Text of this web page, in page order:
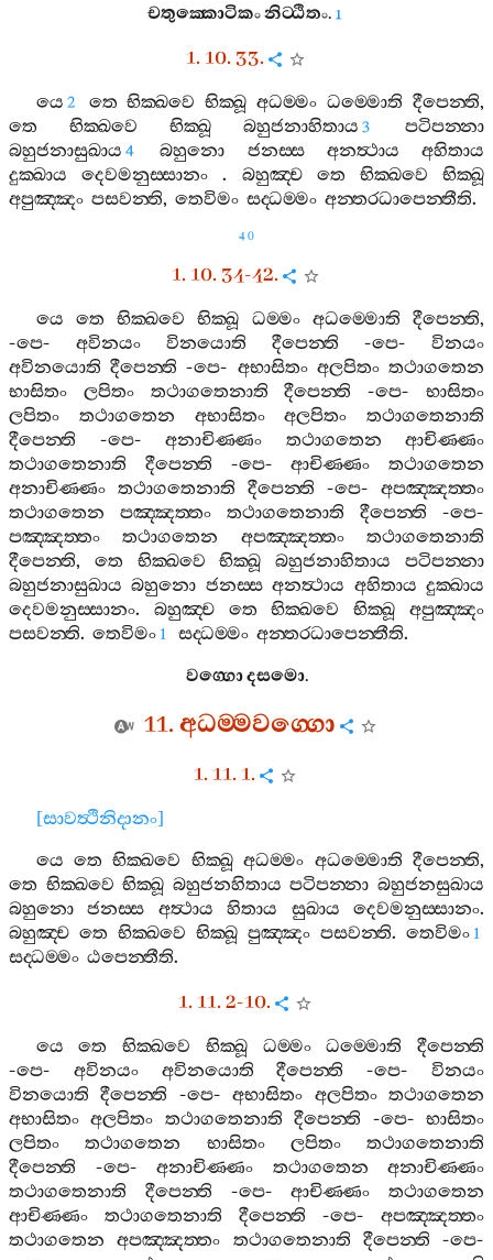
චතුක‍්කොටිකංනිට‍්ඨිතං.1
1. 10. 33.
යෙ 2 තෙ භික‍්ඛවෙ භික‍්ඛූ අධම‍්මං ධම‍්මොති දීපෙන‍්ති,
තෙ
භික‍්ඛවෙ භික‍්ඛූ බහුජනාහිතාය 3
පටිපන‍්නා
බහුජනාසුඛාය 4 බහුනො ජනස‍්ස අනත්‍ථාය
අහිතාය
දුක‍්ඛාය
දෙවමනුස‍්සානං . බහුඤ‍්ච තෙ භික‍්ඛවෙ
භික‍්ඛූ
අපුඤ‍්ඤං පසවන‍්ති, තෙවිමං සද‍්ධම‍්මං අන‍්තරධාපෙන‍්තීති.
40
1. 10. 34-42.
යෙ තෙ භික‍්ඛවෙ භික‍්ඛූ ධම‍්මං අධම‍්මොති දීපෙන‍්ති,
-පෙ- අවිනයං විනයොති දීපෙන‍්ති -පෙ- විනයං
අවිනයොති දීපෙන‍්ති -පෙ- අභාසිතං අලපිතං තථාගතෙන
භාසිතං
ලපිතං තථාගතෙනාති දීපෙන‍්ති -පෙ-භාසිතං
ලපිතං
තථාගතෙන අභාසිතං අලපිතං
තථාගතෙනාති
දීපෙන‍්ති -පෙ- අනාචිණ‍්ණං තථාගතෙන
ආචිණ‍්ණං
තථාගතෙනාති
දීපෙන‍්ති -පෙ-ආචිණ‍්ණං
තථාගතෙන
අනාචිණ‍්ණං තථාගතෙනාති දීපෙන‍්ති -පෙ- අපඤ‍්ඤත‍්තං
තථාගතෙන
පඤ‍්ඤත‍්තං තථාගතෙනාති දීපෙන‍්ති -පෙ-
පඤ‍්ඤත‍්තං
තථාගතෙන අපඤ‍්ඤත‍්තං
තථාගතෙනාති
දීපෙන‍්ති, තෙ භික‍්ඛවෙ භික‍්ඛූ බහුජනාහිතාය
පටිපන‍්නා
බහුජනාසුඛාය බහුනො ජනස‍්ස අනත්‍ථාය අහිතාය දුක‍්ඛාය
දෙවමනුස‍්සානං. බහුඤ‍්ච තෙ භික‍්ඛවෙ භික‍්ඛූ
අපුඤ‍්ඤං
පසවන‍්ති. තෙවිමං 1 සද‍්ධම‍්මං අන‍්තරධාපෙන‍්තීති.
වග‍්ගොදසමො.
11.අධම‍්මවග‍්ගො
1. 11. 1.
[සාවත්‍ථිනිදානං]
යෙ තෙ භික‍්ඛවෙ භික‍්ඛූ අධම‍්මං අධම‍්මොති දීපෙන‍්ති,
තෙ භික‍්ඛවෙ භික‍්ඛූ බහුජනහිතාය පටිපන‍්නා බහුජනසුඛාය
බහුනො
ජනස‍්ස අත්‍ථාය හිතාය සුඛාය දෙවමනුස‍්සානං.
බහුඤ‍්ච තෙ භික‍්ඛවෙ භික‍්ඛූ පුඤ‍්ඤං පසවන‍්ති. තෙවිමං 1
සද‍්ධම‍්මං ඨපෙන‍්තීති.
1. 11. 2-10.
යෙ තෙ භික‍්ඛවෙ භික‍්ඛූ ධම‍්මං ධම‍්මොති
දීපෙන‍්ති
-පෙ- අවිනයං අවිනයොති දීපෙන‍්ති -පෙ-විනයං
විනයොති
දීපෙන‍්ති -පෙ-අභාසිතං අලපිතං තථාගතෙන
අභාසිතං අලපිතං තථාගතෙනාති දීපෙන‍්ති -පෙ-භාසිතං
ලපිතං
තථාගතෙන භාසිතං ලපිතං
තථාගතෙනාති
දීපෙන‍්ති -පෙ- අනාචිණ‍්ණං තථාගතෙන
අනාචිණ‍්ණං
තථාගතෙනාති
දීපෙන‍්ති -පෙ-ආචිණ‍්ණං
තථාගතෙන
ආචිණ‍්ණං
තථාගතෙනාති දීපෙන‍්ති -පෙ- අපඤ‍්ඤත‍්තං
තථාගතෙන
අපඤ‍්ඤත‍්තං තථාගතෙනාති දීපෙන‍්ති -පෙ-